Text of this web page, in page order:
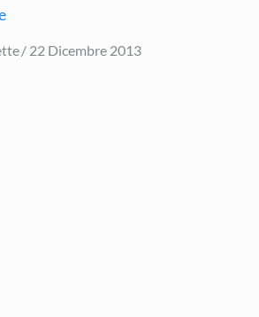
Posted
22 Dicembre 2013